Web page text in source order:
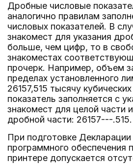
Дробные числовые
аналогично правилам
числовых показателей. В
знакомест для указания
больше, чем цифр, то в
знакоместах
прочерк. Например, объем
пределах установленного
26157,515 тысячу
показатель заполняется с
знакомест для целой части
дробной части: 26157---.515.
При подготовке
программного обеспечения
принтере допускается